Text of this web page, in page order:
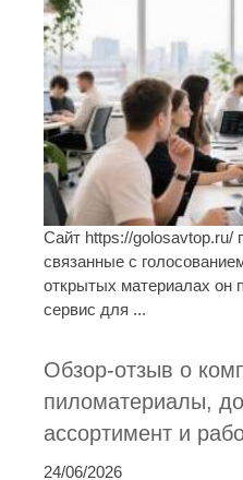
Сайт https://golosavtop.ru/
связанные с
открытых материалах он
сервис для ...
Обзор-отзыв о
пиломатериалы,
ассортимент и
24/06/2026